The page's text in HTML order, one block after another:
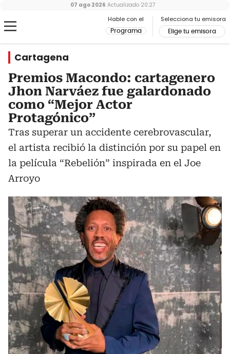
Hable con el
Programa
Selecciona tu emisora
Elige tu emisora
07 ago 2026 Actualizado 20:27
Cartagena
Premios Macondo: cartagenero
Jhon Narváez fue galardonado
como “Mejor Actor
Protagónico”
Tras superar un accidente cerebrovascular,
el artista recibió la distinción por su papel en
la película “Rebelión” inspirada en el Joe
Arroyo